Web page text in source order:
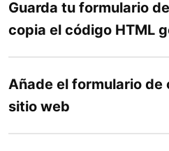
Guarda tu formulario
copia el código HTML
Añade el formulario
sitio web